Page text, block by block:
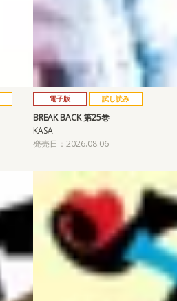
電子版 試し読み
BREAK BACK 第25巻
KASA
発売日：2026.08.06